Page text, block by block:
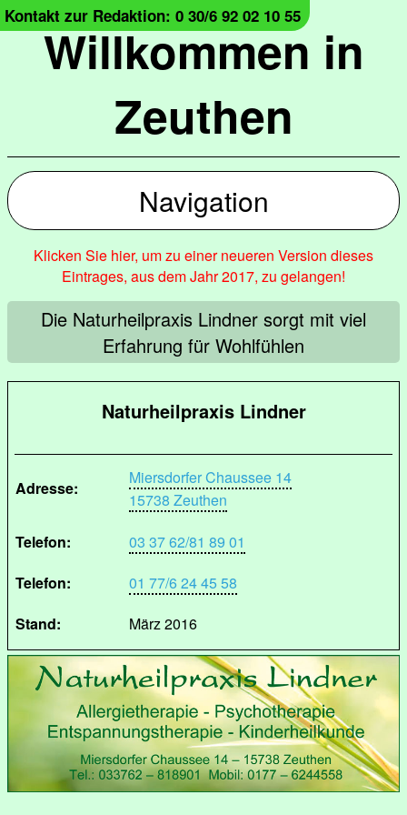
Willkommen in
Zeuthen
Kontakt zur Redaktion: 0 30/6 92 02 10 55
Navigation
Klicken Sie hier, um zu einer neueren Version dieses
Eintrages, aus dem Jahr 2017, zu gelangen!
Die Naturheilpraxis Lindner sorgt mit viel
Erfahrung für Wohlfühlen
Naturheilpraxis Lindner
Adresse:
Miersdorfer Chaussee 14
15738 Zeuthen
Telefon:
03 37 62/81 89 01
Telefon:
01 77/6 24 45 58
Stand:
März 2016